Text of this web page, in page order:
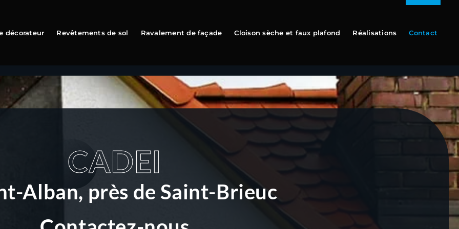
décorateur Revêtements de sol Ravalement de façade Cloison sèche et faux plafond Réalisations Contact
CADEI
Alban, près de Saint-Brieuc